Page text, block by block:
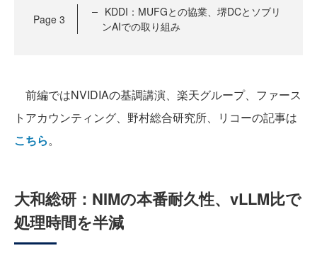
Page 3
KDDI：MUFGとの協業、堺DCとソブリ
ンAIでの取り組み
前編ではNVIDIAの基調講演、楽天グループ、ファース
トアカウンティング、野村総合研究所、リコーの記事は
こちら。
大和総研：NIMの本番耐久性、vLLM比で
処理時間を半減